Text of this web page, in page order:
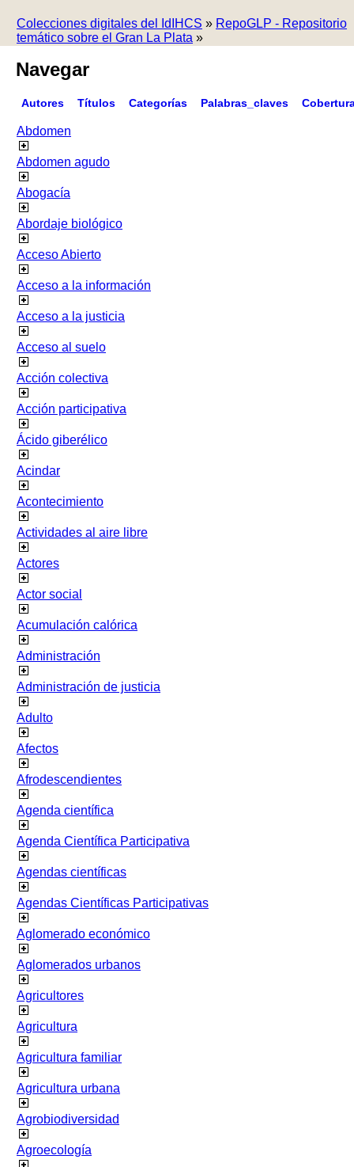
Colecciones digitales del IdIHCS » RepoGLP - Repositorio
temático sobre el Gran La Plata »
Navegar
Autores Títulos Categorías Palabras_claves
Abdomen
Abdomen agudo
Abogacía
Abordaje biológico
Acceso Abierto
Acceso a la información
Acceso a la justicia
Acceso al suelo
Acción colectiva
Acción participativa
Ácido giberélico
Acindar
Acontecimiento
Actividades al aire libre
Actores
Actor social
Acumulación calórica
Administración
Administración de justicia
Adulto
Afectos
Afrodescendientes
Agenda científica
Agenda Científica Participativa
Agendas científicas
Agendas Científicas Participativas
Aglomerado económico
Aglomerados urbanos
Agricultores
Agricultura
Agricultura familiar
Agricultura urbana
Agrobiodiversidad
Agroecología